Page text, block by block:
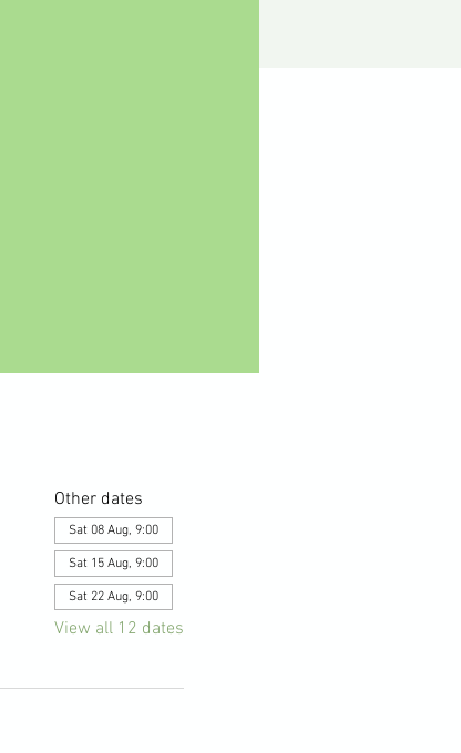
Other dates
Sat 08 Aug, 9:00
Sat 15 Aug, 9:00
Sat 22 Aug, 9:00
View all 12 dates